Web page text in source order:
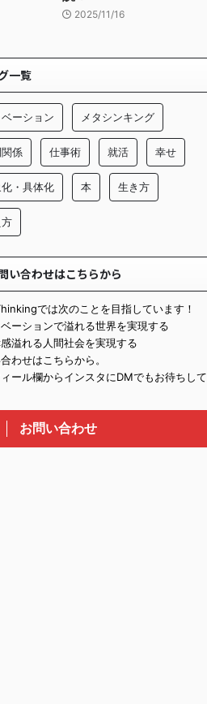
2025/11/16
一覧
ーション メタシンキング
関係 仕事術 就活 幸せ
・具体化 本 生き方
い合わせはこちらから
では次のことを目指しています！
ベーションで溢れる世界を実現する
感溢れる人間社会を実現する
わせはこちらから。
ール欄からインスタにDMでもお待ちして
お問い合わせ